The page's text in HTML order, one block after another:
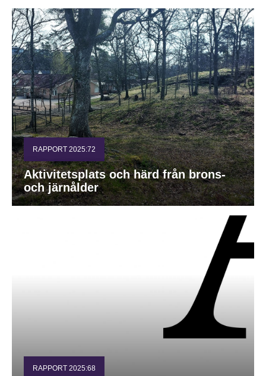
RAPPORT 2025:72
Aktivitetsplats och härd från brons-
och järnålder
RAPPORT 2025:68